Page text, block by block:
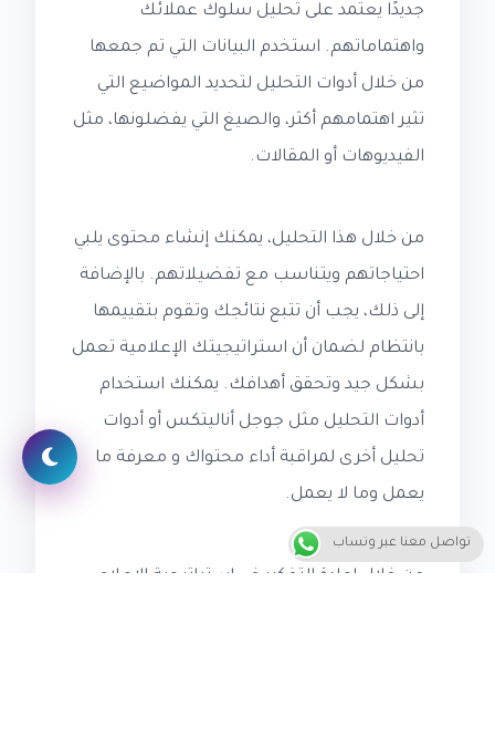
جديدًا يعتمد على تحليل سلوك عملائك
واهتماماتهم. استخدم البيانات التي تم جمعها
من خلال أدوات التحليل لتحديد المواضيع التي
تثير اهتمامهم أكثر، والصيغ التي يفضلونها، مثل
الفيديوهات أو المقالات.
من خلال هذا التحليل، يمكنك إنشاء محتوى يلبي
احتياجاتهم ويتناسب مع تفضيلاتهم. بالإضافة
إلى ذلك، يجب أن تتبع نتائجك وتقوم بتقييمها
بانتظام لضمان أن استراتيجيتك الإعلامية تعمل
بشكل جيد وتحقق أهدافك. يمكنك استخدام
أدوات التحليل مثل جوجل أناليتكس أو أدوات
تحليل أخرى لمراقبة أداء محتواك و معرفة ما
يعمل وما لا يعمل.
من خلال إعادة التفكير في استراتيجية الإعلام
تواصل معنا عبر وتساب